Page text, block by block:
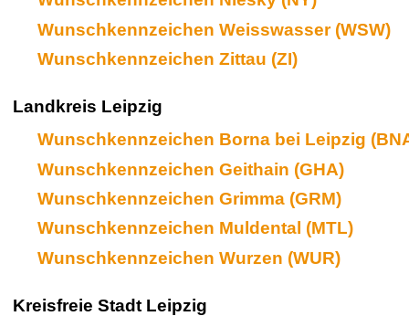
Wunschkennzeichen Weisswasser (WSW)
Wunschkennzeichen Zittau (ZI)
Landkreis Leipzig
Wunschkennzeichen Borna bei Leipzig
Wunschkennzeichen Geithain (GHA)
Wunschkennzeichen Grimma (GRM)
Wunschkennzeichen Muldental (MTL)
Wunschkennzeichen Wurzen (WUR)
Kreisfreie Stadt Leipzig